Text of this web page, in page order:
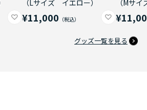
（Lサイズ イエロー）
¥11,000
（Mサ
グッズ一覧を見る